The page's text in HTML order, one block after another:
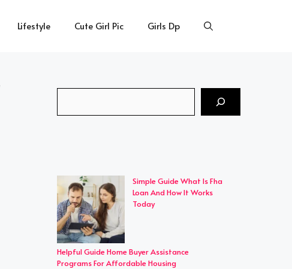
Lifestyle Cute Girl Pic Girls Dp
Simple Guide What Is Fha
Loan And How It Works
Today
Helpful Guide Home Buyer Assistance
Programs For Affordable Housing